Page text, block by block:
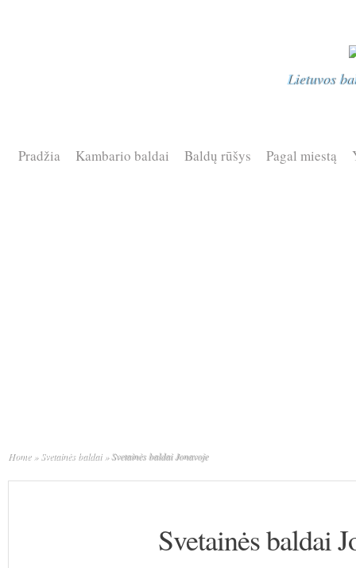
Lietuvos
Pradžia Kambario baldai Baldų rūšys Pagal miestą
Home » Svetainės baldai »Svetainės baldai Jonavoje
Svetainės baldai